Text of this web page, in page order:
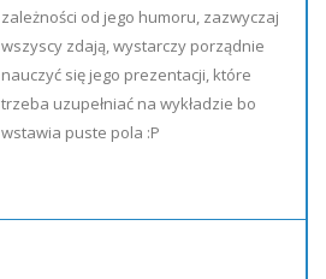
zależności od jego humoru, zazwyczaj
wszyscy zdają, wystarczy porządnie
nauczyć się jego prezentacji, które
trzeba uzupełniać na wykładzie bo
wstawia puste pola :P